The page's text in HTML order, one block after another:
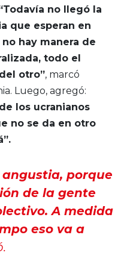
no llegó la
que esperan en
hay manera de
todo el
otro”, marcó
Luego, agregó:
los ucranianos
no se da en otro
porque
de la gente
A medida
eso va a